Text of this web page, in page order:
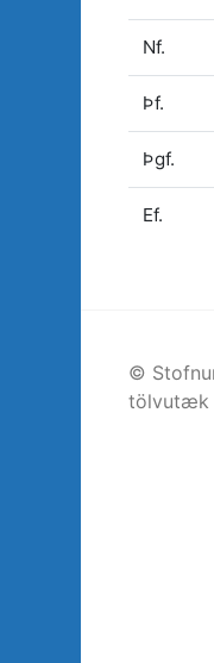
Nf.
Þf.
Þgf.
Ef.
©
tölvutæk